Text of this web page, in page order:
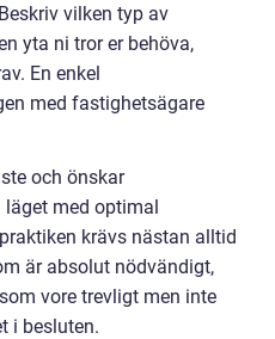
vilken typ av
yta ni tror er behöva,
En enkel
med fastighetsägare
och önskar
läget med optimal
krävs nästan alltid
är absolut nödvändigt,
vore trevligt men inte
i besluten.